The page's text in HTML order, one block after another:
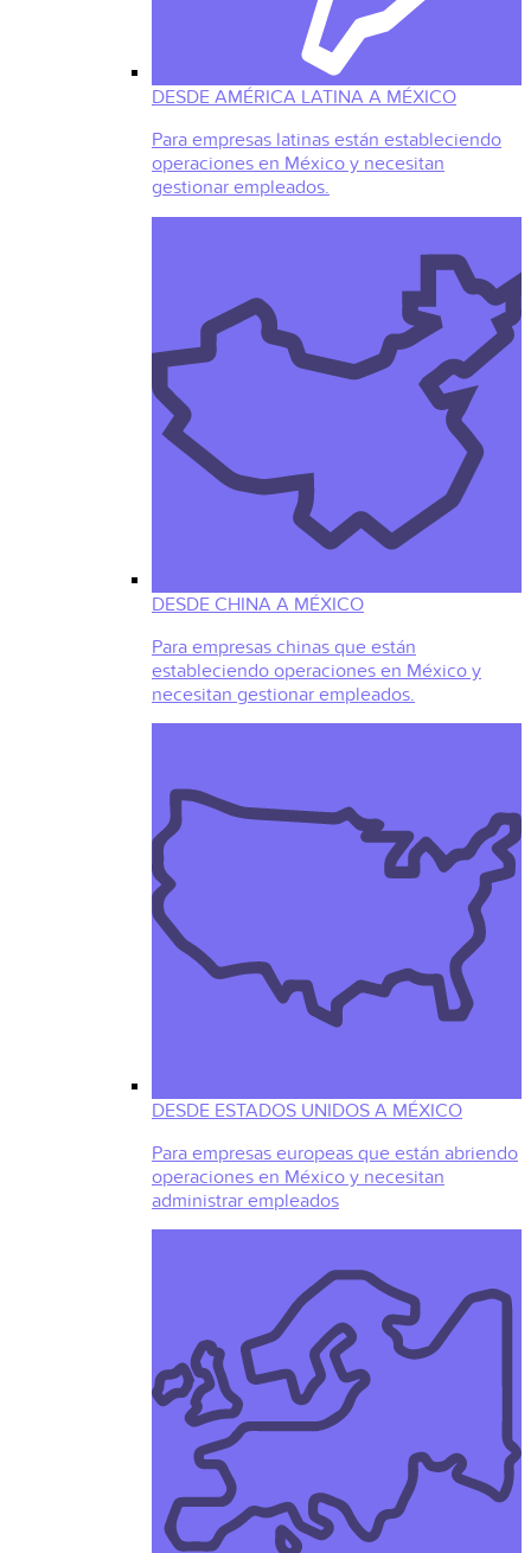
DESDE AMÉRICA LATINA A MÉXICO
Para empresas latinas están estableciendo
operaciones en México y necesitan
gestionar empleados.
DESDE CHINA A MÉXICO
Para empresas chinas que están
estableciendo operaciones en México y
necesitan gestionar empleados.
DESDE ESTADOS UNIDOS A MÉXICO
Para empresas europeas que están abriendo
operaciones en México y necesitan
administrar empleados